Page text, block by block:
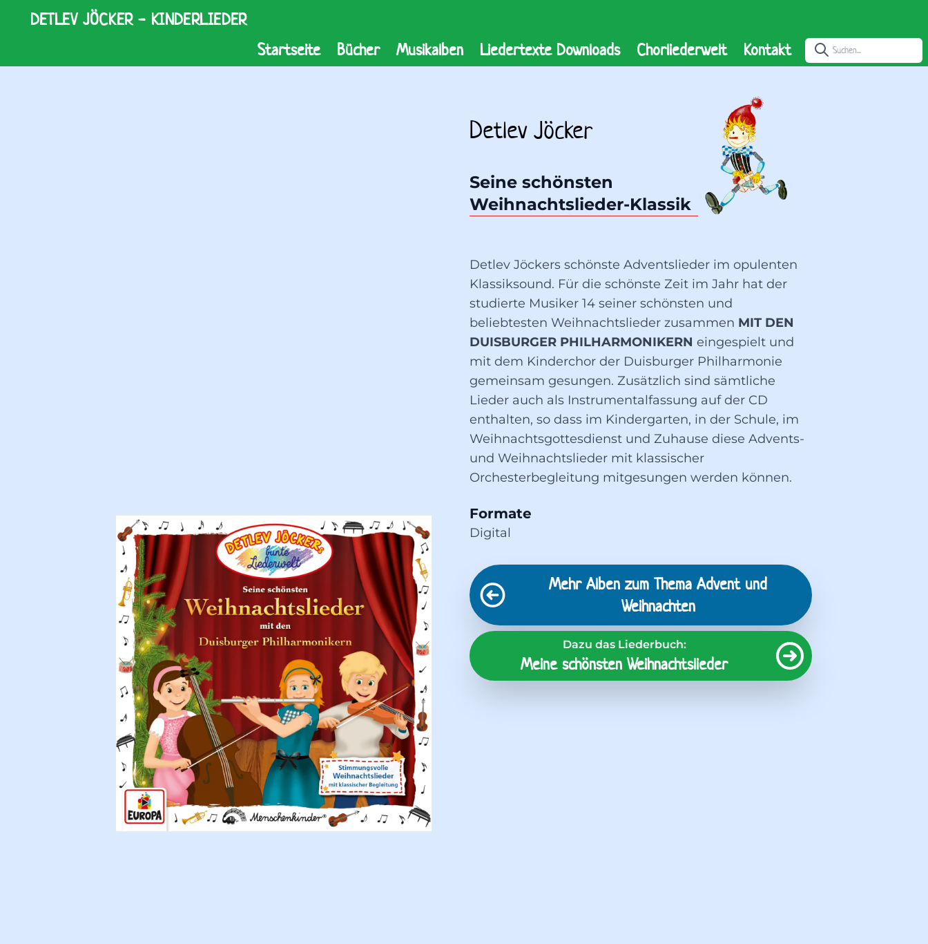
DETLEV JÖCKER - KINDERLIEDER
Startseite
Bücher Musikalben Liedertexte Downloads Chorliederwelt Kontakt
Detlev Jöcker
Seine schönsten
Weihnachtslieder-Klassik
Detlev Jöckers schönste Adventslieder im opulenten
Klassiksound. Für die schönste Zeit im Jahr hat der
studierte Musiker 14 seiner schönsten und
beliebtesten Weihnachtslieder zusammen MIT DEN
DUISBURGER PHILHARMONIKERN eingespielt und
mit dem Kinderchor der Duisburger Philharmonie
gemeinsam gesungen. Zusätzlich sind sämtliche
Lieder auch als Instrumentalfassung auf der CD
enthalten, so dass im Kindergarten, in der Schule, im
Weihnachtsgottesdienst und Zuhause diese Advents-
und Weihnachtslieder mit klassischer
Orchesterbegleitung mitgesungen werden können.
Formate
Digital
Mehr Alben zum Thema Advent und
Weihnachten
Dazu das Liederbuch:
Meine schönsten Weihnachtslieder